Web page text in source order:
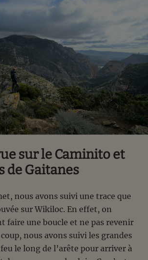
sur le Caminito et
de Gaitanes
nous avons suivi une trace que
sur Wikiloc. En effet, on
faire une boucle et ne pas revenir
nous avons suivi les grandes
le long de l’arête pour arriver à